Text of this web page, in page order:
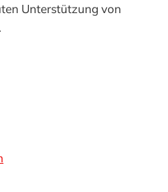
Unterstützung von